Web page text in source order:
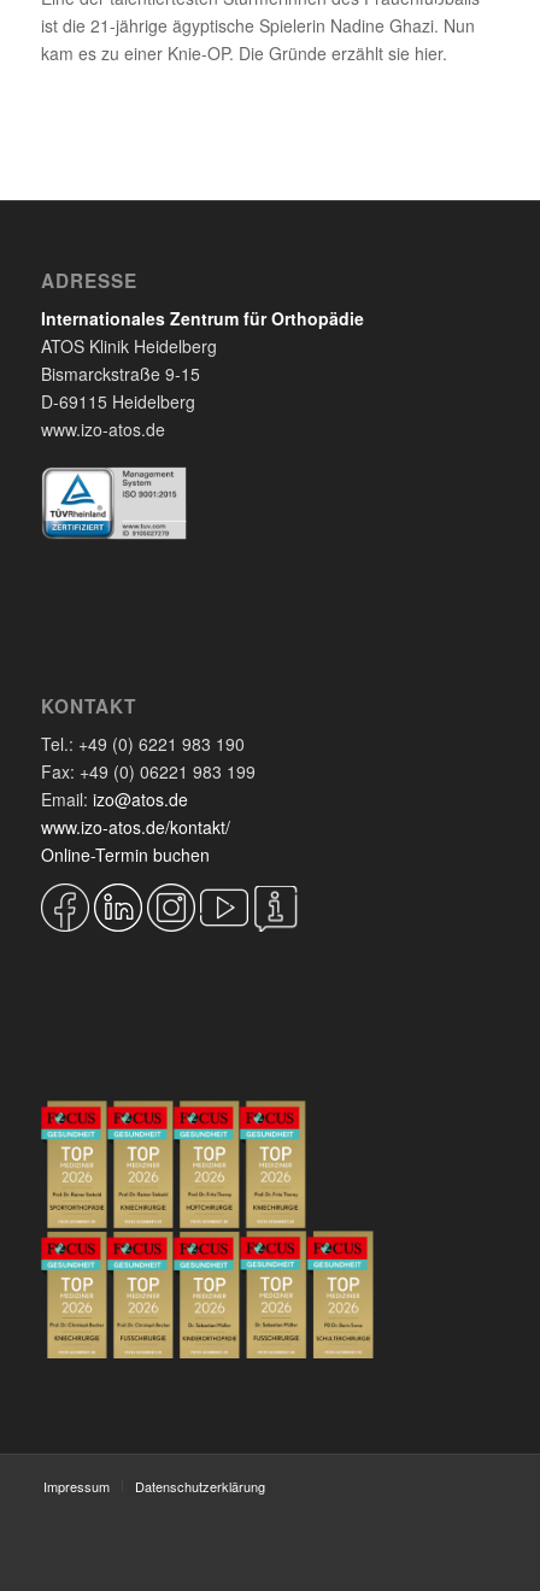
ist die 21-jährige ägyptische Spielerin Nadine Ghazi. Nun
kam es zu einer Knie-OP. Die Gründe erzählt sie hier.
ADRESSE
Internationales Zentrum für Orthopädie
ATOS Klinik Heidelberg
Bismarckstraße 9-15
D-69115 Heidelberg
www.izo-atos.de
KONTAKT
Tel.: +49 (0) 6221 983 190
Fax: +49 (0) 06221 983 199
Email: izo@atos.de
www.izo-atos.de/kontakt/
Online-Termin buchen
Impressum Datenschutzerklärung